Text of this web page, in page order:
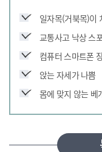
일자목(거북목)이
교통사고 낙상 스
컴퓨터 스마트폰
앉는 자세가 나쁨
몸에 맞지 않는 베